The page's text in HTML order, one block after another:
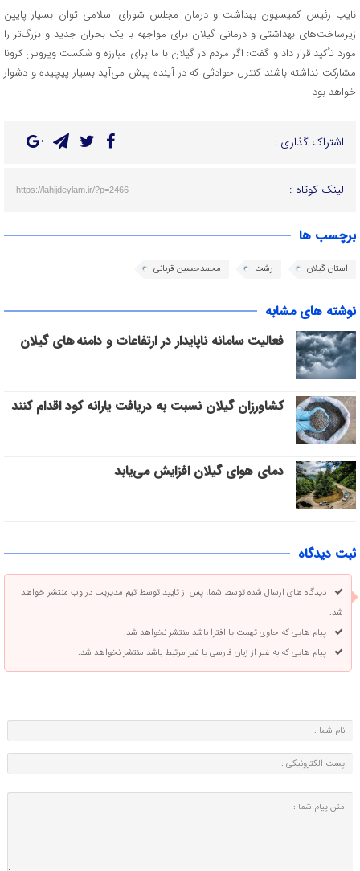
نایب رئیس کمیسیون بهداشت و درمان مجلس شورای اسلامی توان بسیار پایین
زیرساخت‌های بهداشتی و درمانی گیلان برای مواجهه با یک بحران جدید و بزرگ‌تر را
مورد تأکید قرار داد و گفت: اگر مردم در گیلان با ما برای مبارزه و شکست ویروس کرونا
مشارکت نداشته باشند کنترل حوادثی که در آینده پیش می‌آید بسیار پیچیده و دشوار
خواهد بود
اشتراک گذاری :
لینک کوتاه : https://lahijdeylam.ir/?p=2466
برچسب ها
استان گیلان رشت محمدحسین قربانی
نوشته های مشابه
فعالیت سامانه ناپایدار در ارتفاعات و دامنه های گیلان
کشاورزان گیلان نسبت به دریافت یارانه کود اقدام کنند
دمای هوای گیلان افزایش می‌یابد
ثبت دیدگاه
دیدگاه های ارسال شده توسط شما، پس از تایید توسط تیم مدیریت در وب منتشر خواهد
شد.
پیام هایی که حاوی تهمت یا افترا باشد منتشر نخواهد شد.
پیام هایی که به غیر از زبان فارسی یا غیر مرتبط باشد منتشر نخواهد شد.